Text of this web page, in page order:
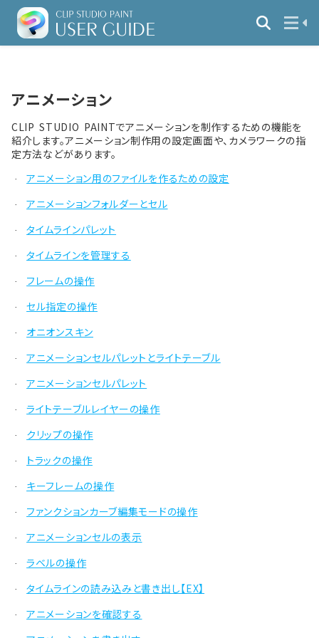
アニメーション
CLIP STUDIO PAINTでアニメーションを制作するための機能を
紹介します。アニメーション制作用の設定画面や、カメラワークの指
定方法などがあります。
· アニメーション用のファイルを作るための設定
· アニメーションフォルダーとセル
· タイムラインパレット
· タイムラインを管理する
· フレームの操作
· セル指定の操作
· オニオンスキン
· アニメーションセルパレットとライトテーブル
· アニメーションセルパレット
· ライトテーブルレイヤーの操作
· クリップの操作
· トラックの操作
· キーフレームの操作
· ファンクションカーブ編集モードの操作
· アニメーションセルの表示
· ラベルの操作
· タイムラインの読み込みと書き出し【EX】
· アニメーションを確認する